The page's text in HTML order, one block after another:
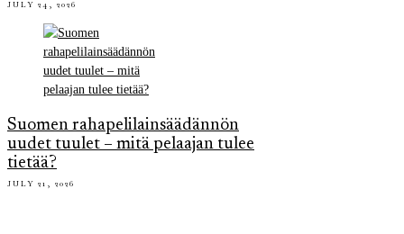
JULY 24, 2026
Suomen rahapelilainsäädännön
uudet tuulet – mitä pelaajan tulee
tietää?
JULY 21, 2026